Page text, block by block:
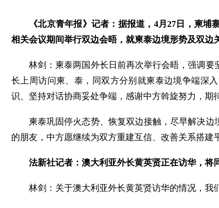
《北京青年报》记者：据报道，4月27日，柬
相关会议期间举行双边会晤，就柬泰边境形势及双边
林剑：柬泰两国外长日前再次举行会晤，强调
长上周访问柬、泰，同双方分别就柬泰边境争端深
识、坚持对话协商妥处争端，感谢中方斡旋努力，期
柬泰巩固停火态势、恢复双边接触，尽早解决
的朋友，中方愿继续为双方重建互信、改善关系搭建
法新社记者：澳大利亚外长黄英贤正在访华，
林剑：关于澳大利亚外长黄英贤访华的情况，我